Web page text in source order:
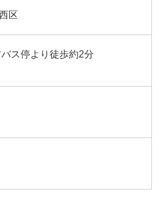
区
ス停より徒歩約2分